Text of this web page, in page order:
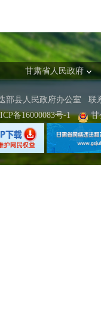
甘肃省人民政府
部县人民政府办公室 联
备16000083号-1 甘